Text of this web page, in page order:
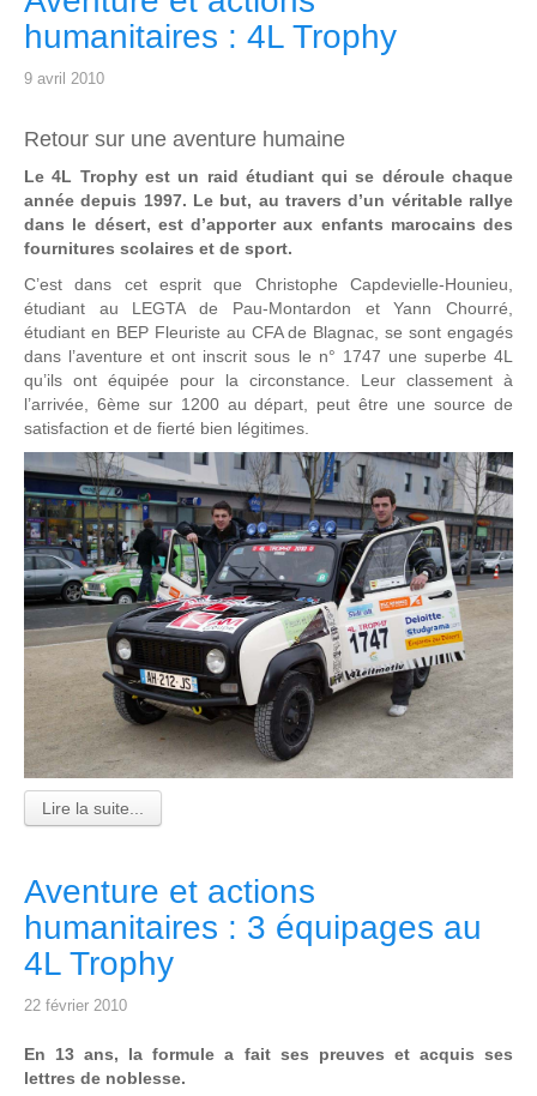
humanitaires : 4L Trophy
9 avril 2010
Retour sur une aventure humaine
Le 4L Trophy est un raid étudiant qui se déroule chaque
année depuis 1997. Le but, au travers d’un véritable rallye
dans le désert, est d’apporter aux enfants marocains des
fournitures scolaires et de sport.
C’est dans cet esprit que Christophe Capdevielle-Hounieu,
étudiant au LEGTA de Pau-Montardon et Yann Chourré,
étudiant en BEP Fleuriste au CFA de Blagnac, se sont engagés
dans l’aventure et ont inscrit sous le n° 1747 une superbe 4L
qu’ils ont équipée pour la circonstance. Leur classement à
l’arrivée, 6ème sur 1200 au départ, peut être une source de
satisfaction et de fierté bien légitimes.
Lire la suite...
Aventure et actions
humanitaires : 3 équipages au
4L Trophy
22 février 2010
En 13 ans, la formule a fait ses preuves et acquis ses
lettres de noblesse.